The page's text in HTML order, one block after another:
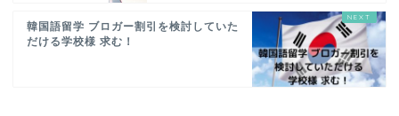
韓国語留学 ブロガー割引を検討していた
だける学校様 求む！